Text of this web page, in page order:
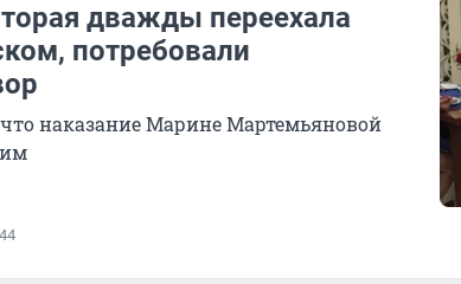
дважды переехала
потребовали
наказание Марине Мартемьяновой
44